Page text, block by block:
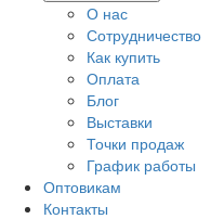
О нас
Сотрудничество
Как купить
Оплата
Блог
Выставки
Точки продаж
График работы
Оптовикам
Контакты